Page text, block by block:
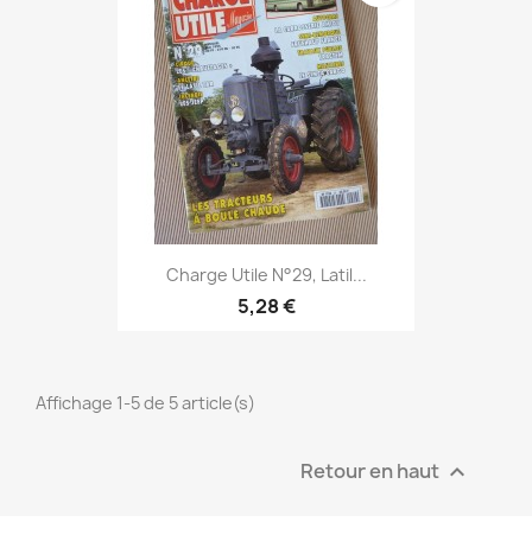
Charge Utile N°29, Latil...
5,28 €
Affichage 1-5 de 5 article(s)
Retour en haut 